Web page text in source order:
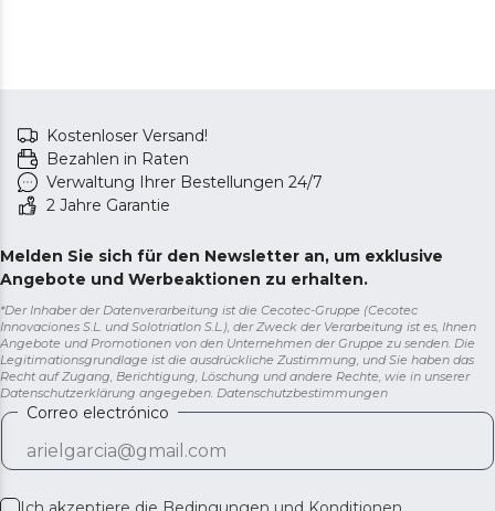
Kostenloser Versand!
Bezahlen in Raten
Verwaltung Ihrer Bestellungen 24/7
2 Jahre Garantie
Melden Sie sich für den Newsletter an, um exklusive
Angebote und Werbeaktionen zu erhalten.
*Der Inhaber der Datenverarbeitung ist die Cecotec-Gruppe (Cecotec
Innovaciones S.L. und Solotriatlon S.L.), der Zweck der Verarbeitung ist es, Ihnen
Angebote und Promotionen von den Unternehmen der Gruppe zu senden. Die
Legitimationsgrundlage ist die ausdrückliche Zustimmung, und Sie haben das
Recht auf Zugang, Berichtigung, Löschung und andere Rechte, wie in unserer
Datenschutzerklärung angegeben. Datenschutzbestimmungen
Correo electrónico